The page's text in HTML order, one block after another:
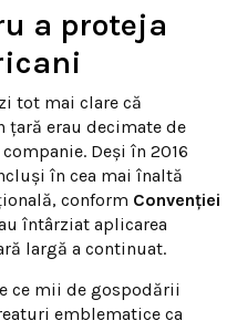
a proteja
tot mai clare că
erau decimate de
Deși în 2016
în cea mai înaltă
conform Convenției
întârziat aplicarea
largă a continuat.